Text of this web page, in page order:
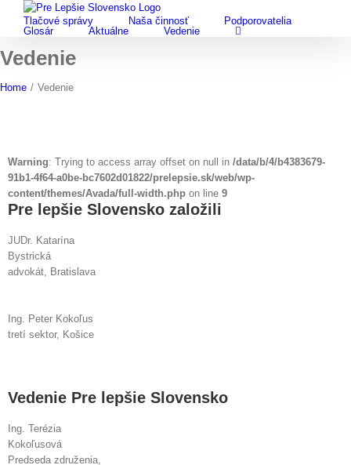
content
Tlačové správy Naša činnosť
Podporovatelia
Glosár
Aktuálne Vedenie
Vedenie
Home / Vedenie
Warning: Trying to access array offset on null in /data/b/4/b4383679-
91b1-4f64-a0be-bc7602d01822/prelepsie.sk/web/wp-
content/themes/Avada/full-width.php on line 9
Pre lepšie Slovensko založili
JUDr. Katarína
Bystrická
advokát, Bratislava
Ing. Peter Kokoľus
tretí sektor, Košice
Vedenie Pre lepšie Slovensko
Ing. Terézia
Kokoľusová
Predseda združenia,